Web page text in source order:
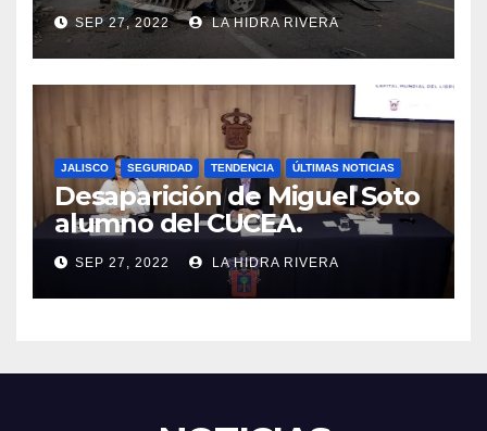
SEP 27, 2022 LA HIDRA RIVERA
JALISCO SEGURIDAD TENDENCIA ÚLTIMAS NOTICIAS
Desaparición de Miguel Soto
alumno del CUCEA.
SEP 27, 2022 LA HIDRA RIVERA